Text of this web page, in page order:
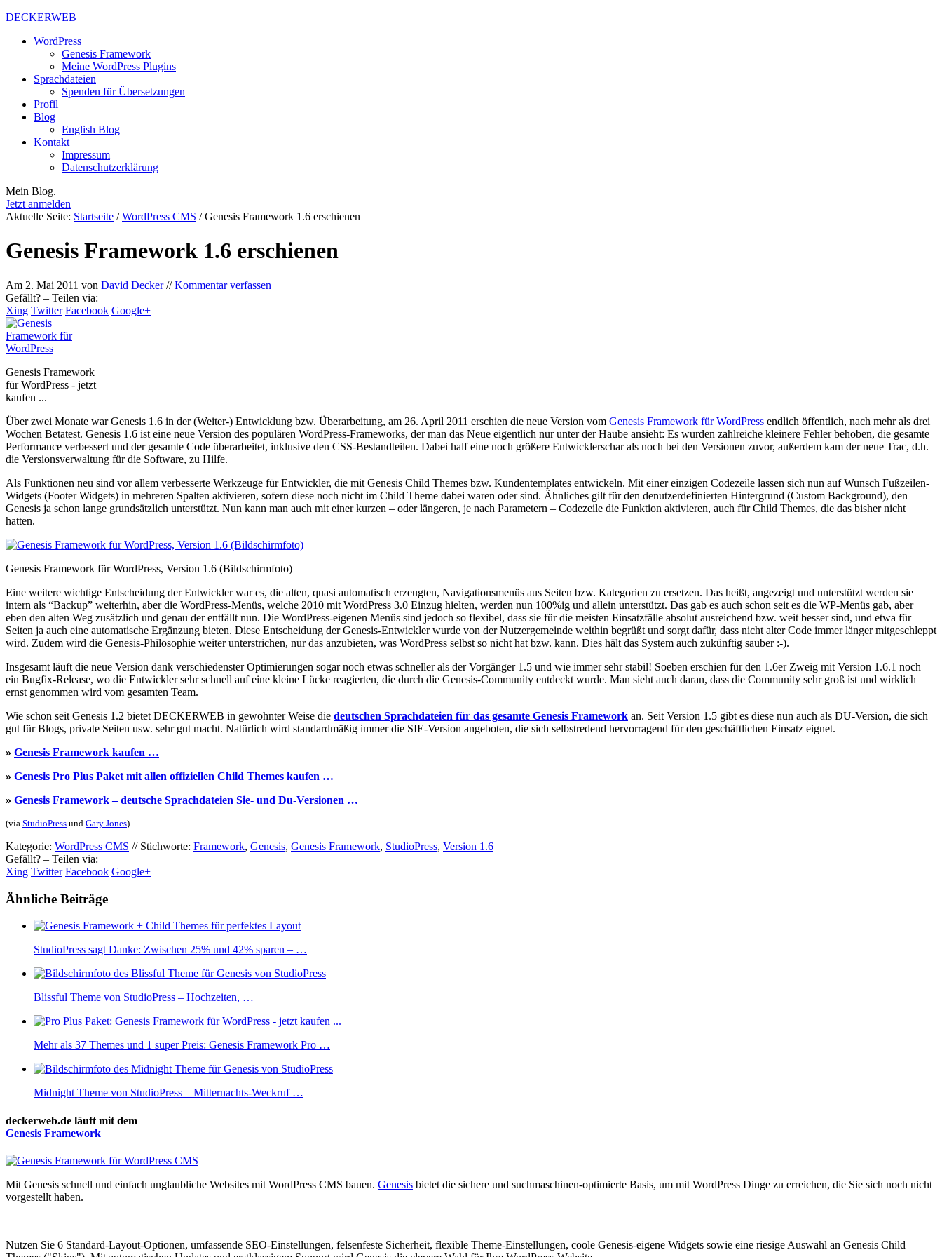
DECKERWEB
WordPress
Genesis Framework
Meine WordPress Plugins
Sprachdateien
Spenden für Übersetzungen
Profil
Blog
English Blog
Kontakt
Impressum
Datenschutzerklärung
Mein Blog.
Jetzt anmelden
Aktuelle Seite: Startseite / WordPress CMS /Genesis Framework 1.6 erschienen
Genesis Framework 1.6 erschienen
Am 2. Mai 2011 von David Decker//Kommentar verfassen
Gefällt? – Teilen via:
Xing Twitter Facebook Google+
Genesis Framework
für WordPress - jetzt
kaufen ...
Über zwei Monate war Genesis 1.6 in der (Weiter-) Entwicklung bzw. Überarbeitung, am 26. April 2011 erschien die neue Version vom Genesis Framework für WordPress endlich öffentlich, nach mehr als drei
Wochen Betatest. Genesis 1.6 ist eine neue Version des populären WordPress-Frameworks, der man das Neue eigentlich nur unter der Haube ansieht: Es wurden zahlreiche kleinere Fehler behoben, die gesamte
Performance verbessert und der gesamte Code überarbeitet, inklusive den CSS-Bestandteilen. Dabei half eine noch größere Entwicklerschar als noch bei den Versionen zuvor, außerdem kam der neue Trac, d.h.
die Versionsverwaltung für die Software, zu Hilfe.
Als Funktionen neu sind vor allem verbesserte Werkzeuge für Entwickler, die mit Genesis Child Themes bzw. Kundentemplates entwickeln. Mit einer einzigen Codezeile lassen sich nun auf Wunsch Fußzeilen-
Widgets (Footer Widgets) in mehreren Spalten aktivieren, sofern diese noch nicht im Child Theme dabei waren oder sind. Ähnliches gilt für den denutzerdefinierten Hintergrund (Custom Background), den
Genesis ja schon lange grundsätzlich unterstützt. Nun kann man auch mit einer kurzen – oder längeren, je nach Parametern – Codezeile die Funktion aktivieren, auch für Child Themes, die das bisher nicht
hatten.
Genesis Framework für WordPress, Version 1.6 (Bildschirmfoto)
Eine weitere wichtige Entscheidung der Entwickler war es, die alten, quasi automatisch erzeugten, Navigationsmenüs aus Seiten bzw. Kategorien zu ersetzen. Das heißt, angezeigt und unterstützt werden sie
intern als “Backup” weiterhin, aber die WordPress-Menüs, welche 2010 mit WordPress 3.0 Einzug hielten, werden nun 100%ig und allein unterstützt. Das gab es auch schon seit es die WP-Menüs gab, aber
eben den alten Weg zusätzlich und genau der entfällt nun. Die WordPress-eigenen Menüs sind jedoch so flexibel, dass sie für die meisten Einsatzfälle absolut ausreichend bzw. weit besser sind, und etwa für
Seiten ja auch eine automatische Ergänzung bieten. Diese Entscheidung der Genesis-Entwickler wurde von der Nutzergemeinde weithin begrüßt und sorgt dafür, dass nicht alter Code immer länger mitgeschleppt
wird. Zudem wird die Genesis-Philosophie weiter unterstrichen, nur das anzubieten, was WordPress selbst so nicht hat bzw. kann. Dies hält das System auch zukünftig sauber :-).
Insgesamt läuft die neue Version dank verschiedenster Optimierungen sogar noch etwas schneller als der Vorgänger 1.5 und wie immer sehr stabil! Soeben erschien für den 1.6er Zweig mit Version 1.6.1 noch
ein Bugfix-Release, wo die Entwickler sehr schnell auf eine kleine Lücke reagierten, die durch die Genesis-Community entdeckt wurde. Man sieht auch daran, dass die Community sehr groß ist und wirklich
ernst genommen wird vom gesamten Team.
Wie schon seit Genesis 1.2 bietet DECKERWEB in gewohnter Weise die deutschen Sprachdateien für das gesamte Genesis Framework an. Seit Version 1.5 gibt es diese nun auch als DU-Version, die sich
gut für Blogs, private Seiten usw. sehr gut macht. Natürlich wird standardmäßig immer die SIE-Version angeboten, die sich selbstredend hervorragend für den geschäftlichen Einsatz eignet.
» Genesis Framework kaufen …
» Genesis Pro Plus Paket mit allen offiziellen Child Themes kaufen …
» Genesis Framework – deutsche Sprachdateien Sie- und Du-Versionen …
(via StudioPress und Gary Jones)
Kategorie: WordPress CMS // Stichworte: Framework, Genesis, Genesis Framework, StudioPress, Version 1.6
Gefällt? – Teilen via:
Xing Twitter Facebook Google+
Ähnliche Beiträge
StudioPress sagt Danke: Zwischen 25% und 42% sparen – …
Blissful Theme von StudioPress – Hochzeiten, …
Mehr als 37 Themes und 1 super Preis: Genesis Framework Pro …
Midnight Theme von StudioPress – Mitternachts-Weckruf …
deckerweb.de läuft mit dem
Genesis Framework
Mit Genesis schnell und einfach unglaubliche Websites mit WordPress CMS bauen. Genesis bietet die sichere und suchmaschinen-optimierte Basis, um mit WordPress Dinge zu erreichen, die Sie sich noch nicht
vorgestellt haben.
Nutzen Sie 6 Standard-Layout-Optionen, umfassende SEO-Einstellungen, felsenfeste Sicherheit, flexible Theme-Einstellungen, coole Genesis-eigene Widgets sowie eine riesige Auswahl an Genesis Child